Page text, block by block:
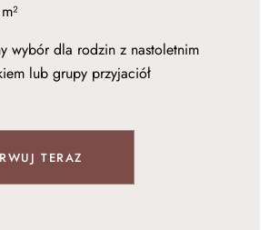
wybór dla rodzin z nastoletnim
lub grupy przyjaciół
TERAZ